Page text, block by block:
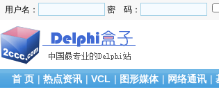
用户名： 密 码：
首 页 | 热点资讯 | VCL | 图形媒体 | 网络通讯 |